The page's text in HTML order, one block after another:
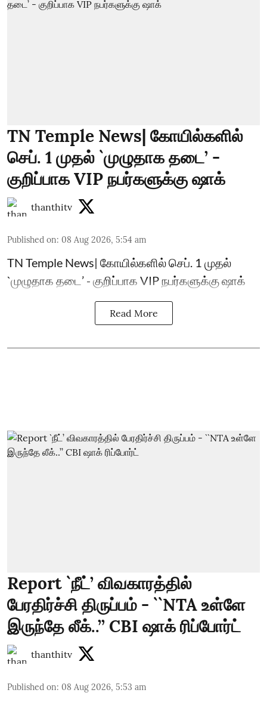
TN Temple News| கோயில்களில்
செப். 1 முதல் `முழுதாக தடை’ -
குறிப்பாக VIP நபர்களுக்கு ஷாக்
thanthitv
Published on: 08 Aug 2026, 5:54 am
TN Temple News| கோயில்களில் செப். 1 முதல்
`முழுதாக தடை’ - குறிப்பாக VIP நபர்களுக்கு ஷாக்
Read More
Report `நீட்’ விவகாரத்தில்
பேரதிர்ச்சி திருப்பம் - ``NTA உள்ளே
இருந்தே லீக்..’’ CBI ஷாக் ரிப்போர்ட்
thanthitv
Published on: 08 Aug 2026, 5:53 am